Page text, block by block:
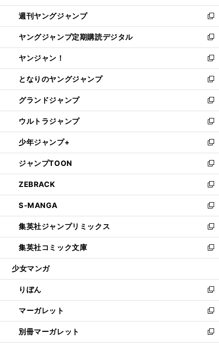
開
く
ウ
で
開
く
ン
ド
ウ
で
開
く
ウ
ィ
ン
ド
ウ
で
開
く
週刊ヤングジャンプ
新
し
い
ウ
ィ
ン
ド
ウ
で
開
く
ヤングジャンプ定期購読デジタル
新
し
い
ウ
ィ
ン
ド
ウ
で
開
く
ヤンジャン！
新
し
い
ウ
ィ
ン
ド
ウ
で
開
く
となりのヤングジャンプ
新
し
い
ウ
ィ
ン
ド
ウ
で
開
く
グランドジャンプ
新
し
い
ウ
ィ
ン
ド
ウ
で
開
く
ウルトラジャンプ
新
し
い
ウ
ィ
ン
ド
ウ
で
開
く
少年ジャンプ+
新
し
い
ウ
ィ
ン
ド
ウ
で
開
く
ジャンプTOON
新
し
い
ウ
ィ
ン
ド
ウ
で
開
ZEBRACK
新
し
い
ウ
ィ
ン
ド
ウ
開
く
S-MANGA
新
し
い
ウ
ィ
ン
ウ
で
開
く
集英社ジャンプリミックス
新
し
い
ウ
ン
ド
ウ
で
開
く
集英社コミック文庫
新
し
ウ
ィ
ン
ド
ウ
で
開
少女マンガ
りぼん
新
し
い
ウ
ィ
ン
マーガレット
新
し
い
ウ
別冊マーガレット
新
し